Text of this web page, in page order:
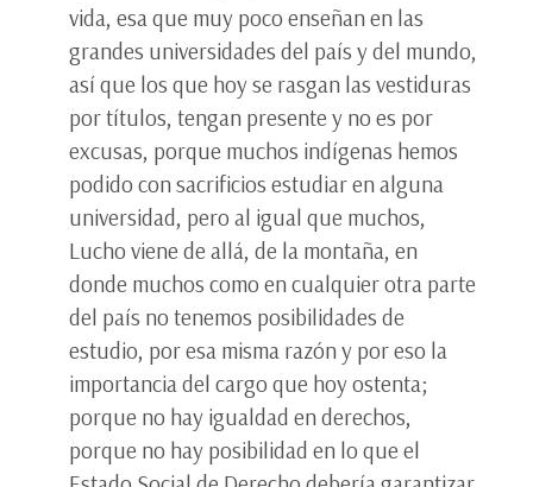
vida, esa que muy poco enseñan en las
grandes universidades del país y del mundo,
así que los que hoy se rasgan las vestiduras
por títulos, tengan presente y no es por
excusas, porque muchos indígenas hemos
podido con sacrificios estudiar en alguna
universidad, pero al igual que muchos,
Lucho viene de allá, de la montaña, en
donde muchos como en cualquier otra parte
del país no tenemos posibilidades de
estudio, por esa misma razón y por eso la
importancia del cargo que hoy ostenta;
porque no hay igualdad en derechos,
porque no hay posibilidad en lo que el